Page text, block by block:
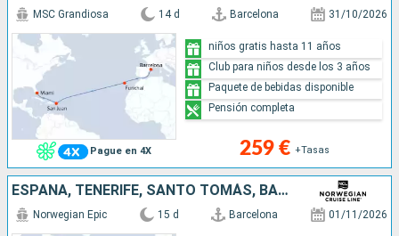
Pague en 4X
MSC Grandiosa 14 d Barcelona 31/10/2026
259 € +Tasas
niños gratis hasta 11 años
Club para niños desde los 3 años
Paquete de bebidas disponible
Pensión completa
ESPAÑA, TENERIFE, SANTO TOMÁS, BAHAMAS, ESTADOS UNIDOS
Norwegian Epic 15 d Barcelona 01/11/2026